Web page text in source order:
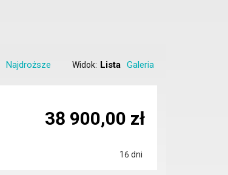
Najdroższe Widok: Lista Galeria
16 dni
38 900,00 zł